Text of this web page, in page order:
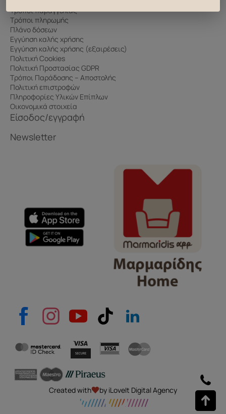
Τρόποι παραγγελίας
Τρόποι πληρωμής
Πλάνο δόσεων
Εγγύηση καλής χρήσης
Εγγύηση καλής χρήσης (εξαιρέσεις)
Πολιτική Cookies
Πολιτική Προστασίας GDPR
Τρόποι Παράδοσης – Αποστολής
Πολιτική επιστροφών
Πληροφορίες Υλικών Επίπλων
Οικονομικά στοιχεία
Είσοδος/εγγραφή
Newsletter
Created with by iLoveIt Digital Agency